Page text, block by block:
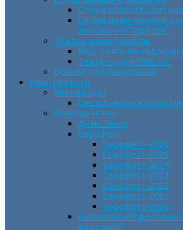
Студія розвитку
Студія дошкільної
виховання “Горішок”
Театральний профіль
Шоу-театр
Театр-студія “Маска”
Основи програмування
Наші проєкти
Міжнародні
Соціально-
Всеукраїнські
День Землі
Єврофест
Єврофест-2026
Єврофест-2025
Єврофест-2024
Єврофест-2023
Єврофест-2022
Єврофест-2021
Єврофест-2020
Інклюзивний
кордонів”